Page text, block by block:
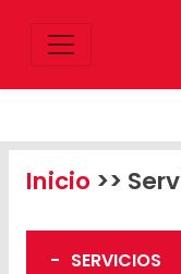
Inicio >>
- SERVICIOS